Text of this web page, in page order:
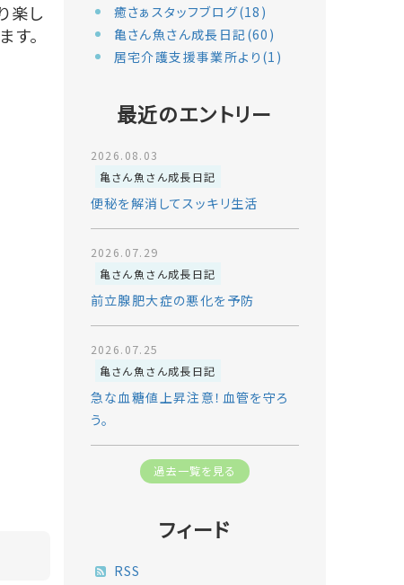
楽し
す。
癒さぁスタッフブログ(18)
亀さん魚さん成長日記(60)
居宅介護支援事業所より(1)
最近のエントリー
2026.08.03
亀さん魚さん成長日記
便秘を解消してスッキリ生活
2026.07.29
亀さん魚さん成長日記
前立腺肥大症の悪化を予防
2026.07.25
亀さん魚さん成長日記
急な血糖値上昇注意！血管を守ろ
う。
過去一覧を見る
フィード
RSS